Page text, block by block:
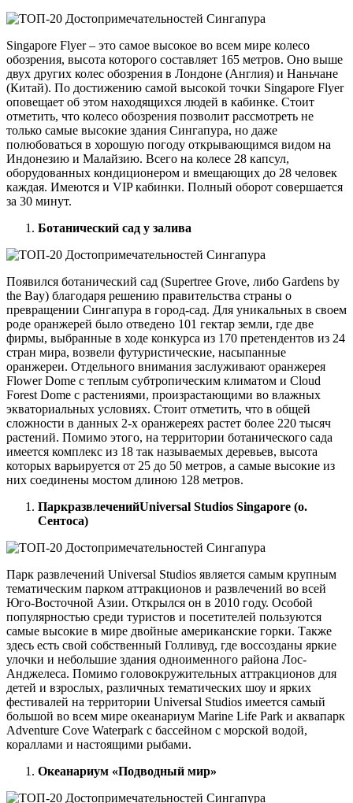
Singapore Flyer – это самое высокое во всем мире колесо
обозрения, высота которого составляет 165 метров. Оно выше
двух других колес обозрения в Лондоне (Англия) и Наньчане
(Китай). По достижению самой высокой точки Singapore Flyer
оповещает об этом находящихся людей в кабинке. Стоит
отметить, что колесо обозрения позволит рассмотреть не
только самые высокие здания Сингапура, но даже
полюбоваться в хорошую погоду открывающимся видом на
Индонезию и Малайзию. Всего на колесе 28 капсул,
оборудованных кондиционером и вмещающих до 28 человек
каждая. Имеются и VIP кабинки. Полный оборот совершается
за 30 минут.
Ботанический сад у залива
Появился ботанический сад (Supertree Grove, либо Gardens by
the Bay) благодаря решению правительства страны о
превращении Сингапура в город-сад. Для уникальных в своем
роде оранжерей было отведено 101 гектар земли, где две
фирмы, выбранные в ходе конкурса из 170 претендентов из 24
стран мира, возвели футуристические, насыпанные
оранжереи. Отдельного внимания заслуживают оранжерея
Flower Dome с теплым субтропическим климатом и Cloud
Forest Dome с растениями, произрастающими во влажных
экваториальных условиях. Стоит отметить, что в общей
сложности в данных 2-х оранжереях растет более 220 тысяч
растений. Помимо этого, на территории ботанического сада
имеется комплекс из 18 так называемых деревьев, высота
которых варьируется от 25 до 50 метров, а самые высокие из
них соединены мостом длиною 128 метров.
ПаркразвлеченийUniversal Studios Singapore (о.
Сентоса)
Парк развлечений Universal Studios является самым крупным
тематическим парком аттракционов и развлечений во всей
Юго-Восточной Азии. Открылся он в 2010 году. Особой
популярностью среди туристов и посетителей пользуются
самые высокие в мире двойные американские горки. Также
здесь есть свой собственный Голливуд, где воссозданы яркие
улочки и небольшие здания одноименного района Лос-
Анджелеса. Помимо головокружительных аттракционов для
детей и взрослых, различных тематических шоу и ярких
фестивалей на территории Universal Studios имеется самый
большой во всем мире океанариум Marine Life Park и аквапарк
Adventure Cove Waterpark с бассейном с морской водой,
кораллами и настоящими рыбами.
Океанариум «Подводный мир»